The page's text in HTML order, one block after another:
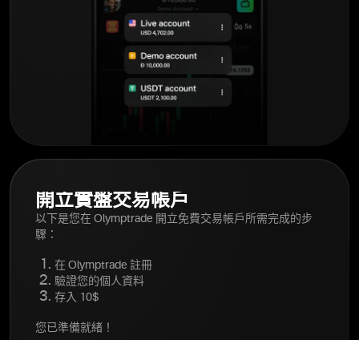
開立實盤交易帳戶
以下是您在 Olymptrade 開立免費交易帳戶所需完成的步
驟：
在 Olymptrade 註冊
驗證您的個人資料
存入 10$
您已準備就緒！